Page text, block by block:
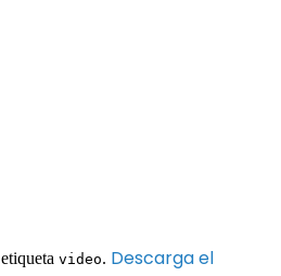
video. Descarga el